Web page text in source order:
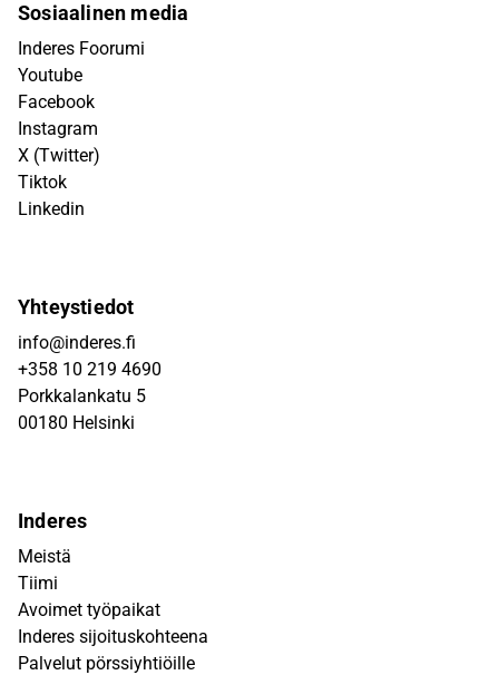
Sosiaalinen media
Inderes Foorumi
Youtube
Facebook
Instagram
X (Twitter)
Tiktok
Linkedin
Yhteystiedot
info@inderes.fi
+358 10 219 4690
Porkkalankatu 5
00180 Helsinki
Inderes
Meistä
Tiimi
Avoimet työpaikat
Inderes sijoituskohteena
Palvelut pörssiyhtiöille